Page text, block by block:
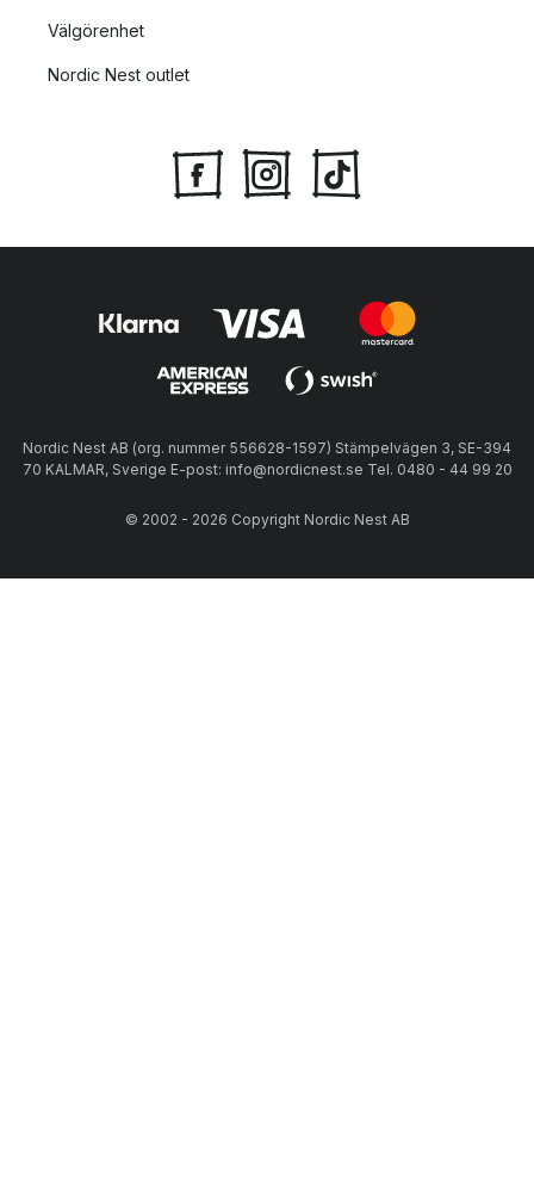
Välgörenhet
Nordic Nest outlet
Nordic Nest AB (org. nummer 556628-1597) Stämpelvägen 3, SE-394
70 KALMAR, Sverige E-post: info@nordicnest.se Tel. 0480 - 44 99 20
© 2002 - 2026 Copyright Nordic Nest AB